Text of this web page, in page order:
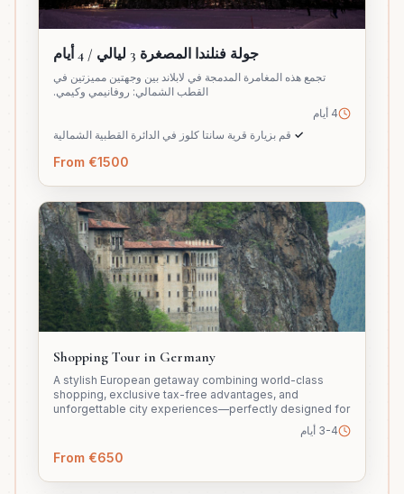
جولة فنلندا المصغرة 3 ليالي / 4 أيام
تجمع هذه المغامرة المدمجة في لابلاند بين وجهتين مميزتين في
القطب الشمالي: روفانيمي وكيمي.
4 أيام
✓ قم بزيارة قرية سانتا كلوز في الدائرة القطبية الشمالية
From €1500
Shopping Tour in Germany
A stylish European getaway combining world-class
shopping, exclusive tax-free advantages, and
unforgettable city experiences—perfectly designed for
travelers who want to explore, enjoy, and shop smart in
3-4 أيام
From €650